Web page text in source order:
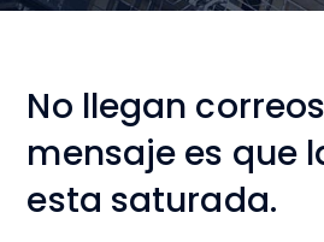
No llegan
mensaje es que
esta saturada.